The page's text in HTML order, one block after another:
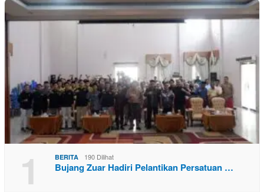
1 BERITA 190 Dilihat
Bujang Zuar Hadiri Pelantikan Persatuan …